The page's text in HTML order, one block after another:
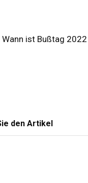
ist Bußtag 2022
den Artikel